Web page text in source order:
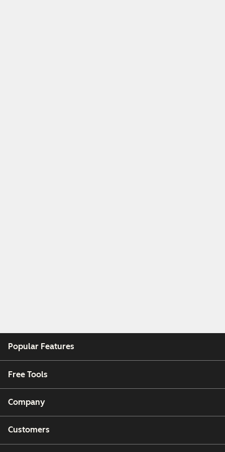
Popular Features
Free Tools
Company
Customers